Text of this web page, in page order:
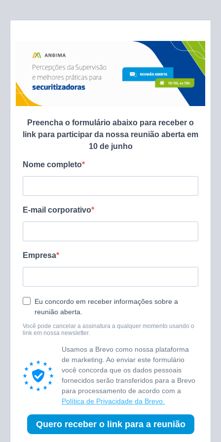
Preencha o formulário abaixo para receber o
link para participar da nossa reunião aberta em
10 de junho
Nome completo
E-mail corporativo
Empresa
Eu concordo em receber informações sobre a
reunião aberta.
Você pode cancelar a assinatura a qualquer momento usando o
link em nossa newsletter.
Usamos a Brevo como nossa plataforma
de marketing. Ao enviar este formulário
você concorda que os dados pessoais
fornecidos serão transferidos para a Brevo
para processamento de acordo com a
Política de Privacidade da Brevo.
Quero receber o link para a reunião